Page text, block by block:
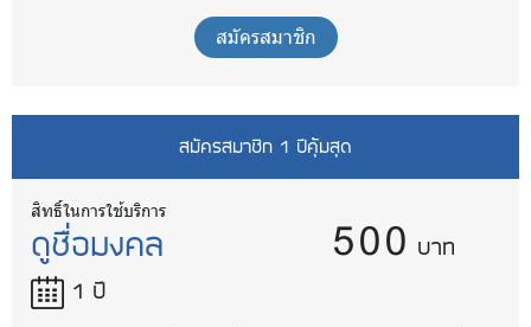
สมัครสมาชิก
สมัครสมาชิก 1 ปีคุ้มสุด
สิทธิ์ในการใช้บริการ
ดูชื่อมงคล
1 ปี
500 บาท